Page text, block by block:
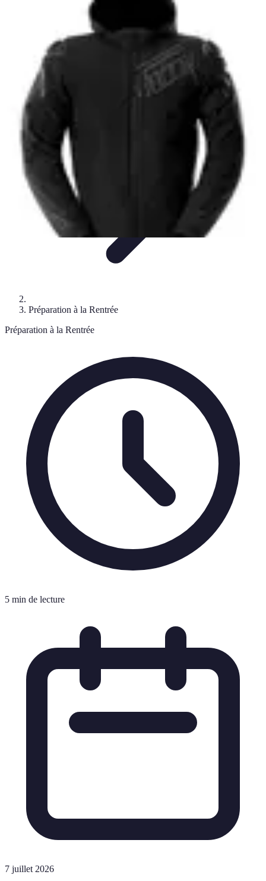
Activités Scolaires
Aménagement de
Activités et Ressources
Retour en Classe
Préparation à la Rentrée
Préparation à la Rentrée
5 min de lecture
7 juillet 2026